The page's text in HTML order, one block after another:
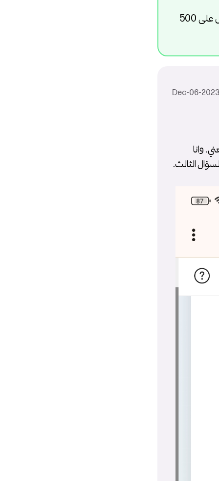
تعبئة 500 دولار ليس عليها اية عمولات من طرفك , انت تشحن 500 وتحصل على 500
وانا
الثالث.